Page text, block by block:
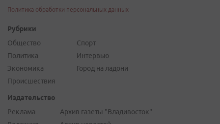
Политика обработки персональных данных
Рубрики
Общество
Политика
Экономика
Происшествия
Спорт
Интервью
Город на ладони
Издательство
Реклама
Архив газеты "Владивосток"